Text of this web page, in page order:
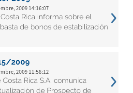
2009 14:16:07
Rica informa sobre el
de bonos de estabilización
2009
2009 11:58:12
Rica S.A. comunica
de Prospecto de